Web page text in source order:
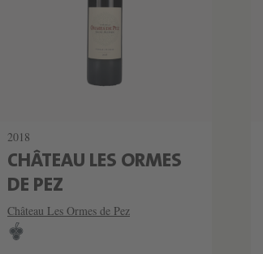
2018
CHÂTEAU LES ORMES
DE PEZ
Château Les Ormes de Pez